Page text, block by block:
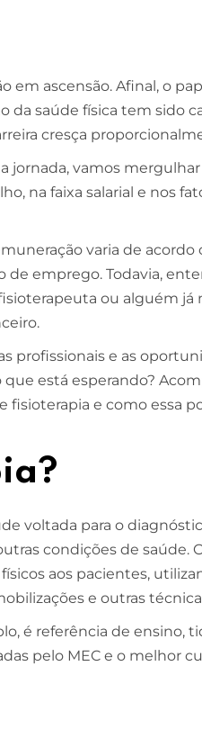
em ascensão. Afinal, o
saúde física tem sido
cresça
jornada, vamos
na faixa salarial e nos
varia de
de emprego. Todavia,
ou alguém já
profissionais e as
está esperando?
fisioterapia e como essa
voltada para o
condições de saúde.
aos pacientes,
e outras
é referência de ensino,
pelo MEC e o melhor